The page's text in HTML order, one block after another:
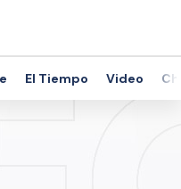
El Tiempo Video